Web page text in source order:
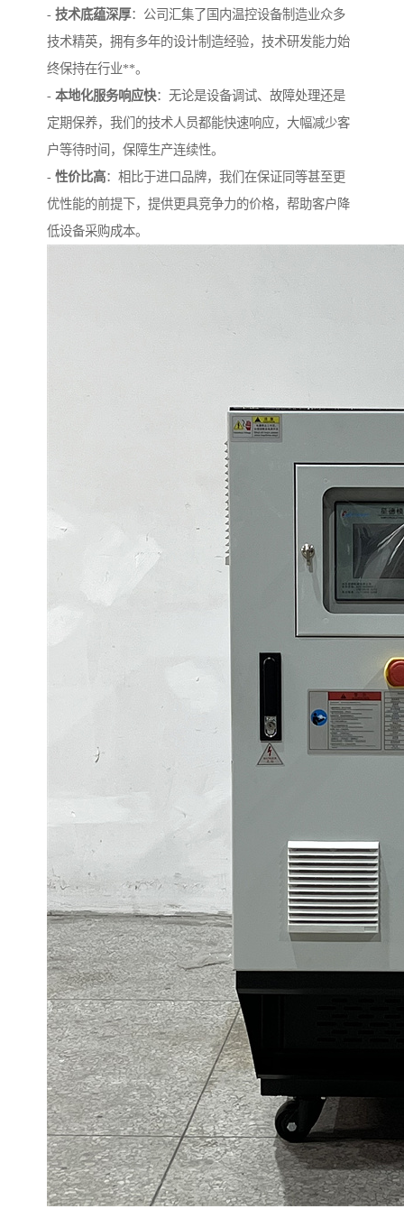
- 技术底蕴深厚：公司汇集了国内温控设备制造业众多
技术精英，拥有多年的设计制造经验，技术研发能力始
终保持在行业**。
- 本地化服务响应快：无论是设备调试、故障处理还是
定期保养，我们的技术人员都能快速响应，大幅减少客
户等待时间，保障生产连续性。
- 性价比高：相比于进口品牌，我们在保证同等甚至更
优性能的前提下，提供更具竞争力的价格，帮助客户降
低设备采购成本。